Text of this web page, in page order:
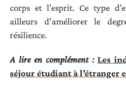
corps et l’esprit. Ce type
ailleurs d’améliorer le
résilience.
A lire en complément : Les
séjour étudiant à l’étranger